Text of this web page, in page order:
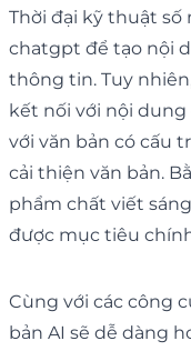
Thời đại kỹ thuật số
chatgpt để tạo nội
thông tin. Tuy
kết nối với nội
với văn bản có cấu
cải thiện văn bản.
phẩm chất viết
được mục tiêu
Cùng với các công
bản AI sẽ dễ dàng